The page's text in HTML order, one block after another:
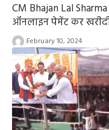
CM Bhajan Lal
ऑनलाइन पेमेंट कर
February 10, 2024